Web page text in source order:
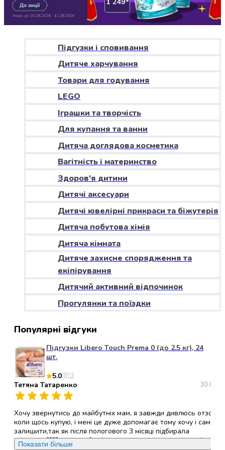
Ром
Текіла
мескаль
і
наливки
Настоянки,
бальзами,
біттери
і
азійський
алкоголь
Слабоалкогольні
напої
Сидри
меди
Подарункові
набори
алкоголю
Продукти
Бакалія
Олія
Сухі
сніданки
приготування
Спеції
та
приправи
Цукор
Все
для
Підгузки і сповивання
Дитяче харчування
Товари для годування
LEGO
Іграшки та творчість
Для купання та ванни
Дитяча доглядова косметика
Вагітність і материнство
Здоров'я дитини
Дитячі аксесуари
Дитячі ювелірні прикраси та біжутерія
Дитяча побутова хімія
Дитяча кімната
Дитяче захисне спорядження та
екіпірування
Дитячий активний відпочинок
Прогулянки та поїздки
Популярні відгуки
Підгузки Libero Touch Prema 0 (до 2.5 кг), 24
шт.
5.0
3
Тетяна Татаренко
Хочу звернутись до майбутніх мам, я завжди дивлюсь отзови
коли щось купую, і мені це дуже допомагає тому хочу і сама
залишити,так як після пологового 3 місяці підбирала
памперси????, хочу щоб всі ви звернули увагу саме на ці
Показати більше